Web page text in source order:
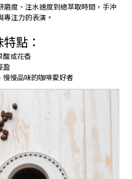
磨度、注水速度到總萃取時間，手沖
注力的表演。
點：
酸或花香
盈
慢品味的咖啡愛好者